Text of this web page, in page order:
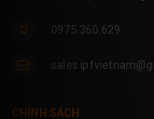
0975.360.629
CHÍNH SÁCH